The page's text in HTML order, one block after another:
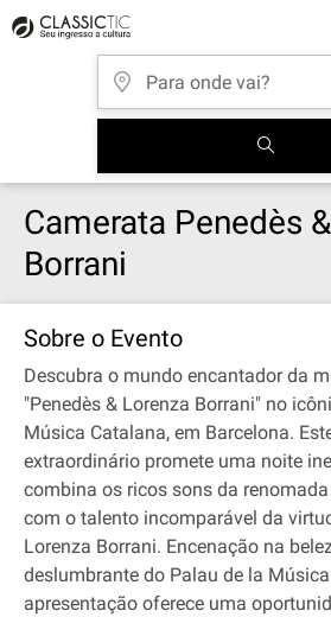
Camerata Penedès
Borrani
Sobre o Evento
Descubra o mundo encantador da
"Penedès & Lorenza Borrani" no
Música Catalana, em Barcelona.
extraordinário promete uma noite
combina os ricos sons da
com o talento incomparável da
Lorenza Borrani. Encenação na
deslumbrante do Palau de la
apresentação oferece uma